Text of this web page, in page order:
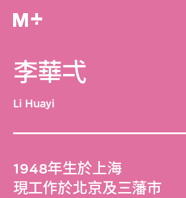
李華弌
Li Huayi
1948年生於上海
現工作於北京及三藩市